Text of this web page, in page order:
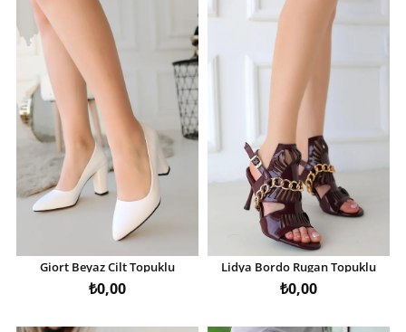
Giort Beyaz Cilt Topuklu
Ayakkabı
₺0,00
Lidya Bordo Rugan Topuklu
Ayakkabı
₺0,00